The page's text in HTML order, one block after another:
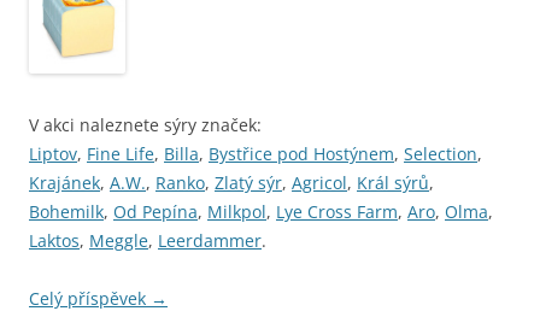
V akci naleznete sýry značek:
Liptov, Fine Life, Billa, Bystřice pod Hostýnem, Selection,
Krajánek, A.W., Ranko, Zlatý sýr, Agricol, Král sýrů,
Bohemilk, Od Pepína, Milkpol, Lye Cross Farm, Aro, Olma,
Laktos, Meggle, Leerdammer.
Celý příspěvek →